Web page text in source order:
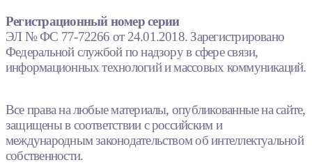
Регистрационный номер серии
ЭЛ № ФС 77-72266 от 24.01.2018. Зарегистрировано
Федеральной службой по надзору в сфере связи,
информационных технологий и массовых коммуникаций.
Все права на любые материалы, опубликованные на сайте,
защищены в соответствии с российским и
международным законодательством об интеллектуальной
собственности.